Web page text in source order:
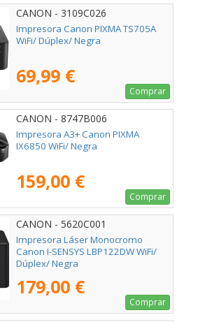
CANON - 3109C026
Impresora Canon PIXMA TS705A
WiFi/ Dúplex/ Negra
69,99 €
Comprar
CANON - 8747B006
Impresora A3+ Canon PIXMA
IX6850 WiFi/ Negra
159,00 €
Comprar
CANON - 5620C001
Impresora Láser Monocromo
Canon I-SENSYS LBP122DW WiFi/
Dúplex/ Negra
179,00 €
Comprar